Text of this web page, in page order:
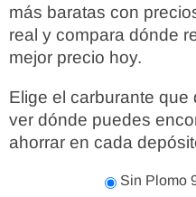
más baratas con
real y compara dónde
mejor precio hoy.
Elige el carburante
ver dónde puedes
ahorrar en cada
Sin Plomo